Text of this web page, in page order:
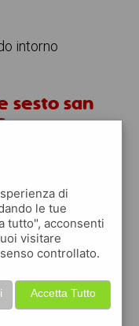
intorno
sesto san
app
'un'app per farmacie
inbuoni sconto
di
le tue
tutto", acconsenti
visitare
controllato.
Accetta Tutto